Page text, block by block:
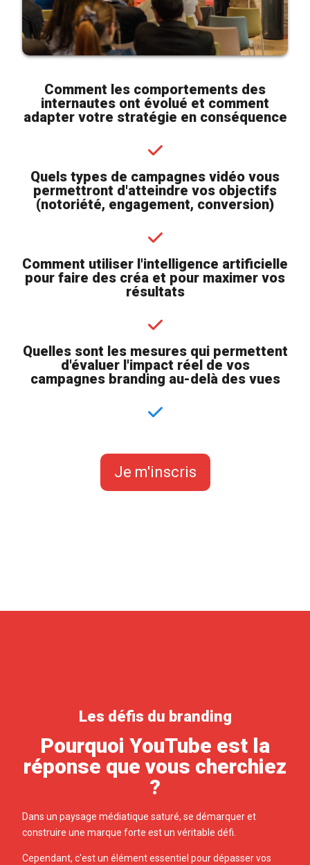
Comment les comportements des
internautes ont évolué et comment
adapter votre stratégie en conséquence
Quels types de campagnes vidéo vous
permettront d'atteindre vos objectifs
(notoriété, engagement, conversion)
Comment utiliser l'intelligence artificielle
pour faire des créa et pour maximer vos
résultats
Quelles sont les mesures qui permettent
d'évaluer l'impact réel de vos
campagnes branding au-delà des vues
Je m'inscris
Les défis du branding
Pourquoi YouTube est la
réponse que vous cherchiez
?
Dans un paysage médiatique saturé, se démarquer et
construire une marque forte est un véritable défi.
Cependant, c'est un élément essentiel pour dépasser vos